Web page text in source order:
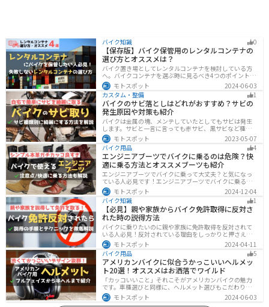
バイク知識 0
【保存版】バイク保管用のレンタルコンテナの
選び方とオススメは？
バイク置き場としてレンタルコンテナを検討している方
へ。バイクコンテナを選ぶ時に見るべき4つのポイントと
オススメのレンタルコンテナ会社を徹底解説。これさえ
読めば自分に最適なレンタルコンテナを見つけることが
できます。
モトスポット
2024-06-03
カスタム・整備
1
バイクのサビ落としはどれがおすすめ？サビの
発生原因や対策も紹介
バイクは金属の塊、メンテしていたとしてもサビは発生
します。サビと一言に言っても赤サビ、黒サビなど種類
があります。サビごとに有効なサビ落とし剤は違うの
で、正しいサビ落とし剤を使う必要があります。この記
事ではサビの種類から対処法、オススメのサビ取り剤を
まとめました。
モトスポット
2023-05-07
バイク用品
4
エンジニアブーツでバイクに乗るのは危険？快
適に乗る方法とオススメブーツも紹介
エンジニアブーツでバイクに乗って大丈夫？と気になっ
ている人必見です！エンジニアブーツでバイクに乗るメ
リットデメリット、おすすめのブーツまで徹底解説しま
す。ファッション性が高く、バイクに乗っている時もそ
うじゃない時もかっこよくキメたい人にオススメです。
モトスポット
2024-12-04
バイク知識
1
【必見】親や家族からバイク免許取得に反対さ
れた時の説得方法
バイクに乗りたいのに親や家族に免許取得を反対されて
いる人必見！反対されている理由をしっかりと押さえて
おけば相手に理解してもらえます。無闇に説得するので
はなく、誠意を持って対応することが大切です。この記
事では理由や説得の手順、テクニックをまとめました。
モトスポット
2024-04-11
バイク用品
5
アメリカンバイクに似合うかっこいいヘルメッ
ト20選！オススメはお洒落でワイルド
「カッコいいこと」それこそがアメリカンバイクの魅力
です。車種選びと同様に、ヘルメット選びもこだわりた
いところですよね。アメリカンバイクの魅力をもっと引
き立ててくれるオススメのヘルメットを紹介します。
モトスポット 2024-06-03